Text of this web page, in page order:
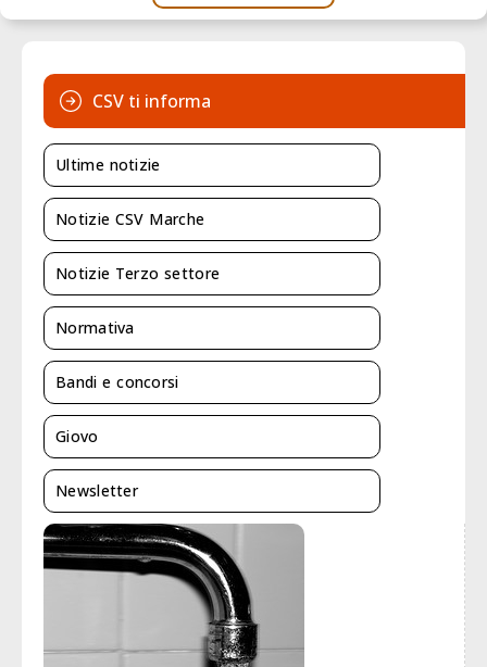
CSV ti informa
Ultime notizie
Notizie CSV Marche
Notizie Terzo settore
Normativa
Bandi e concorsi
Giovo
Newsletter